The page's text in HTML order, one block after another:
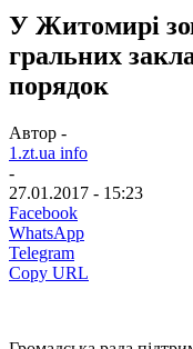
У Житомирі
гральних
порядок
Автор -
1.zt.ua info
-
27.01.2017 - 15:23
Facebook
WhatsApp
Telegram
Copy URL